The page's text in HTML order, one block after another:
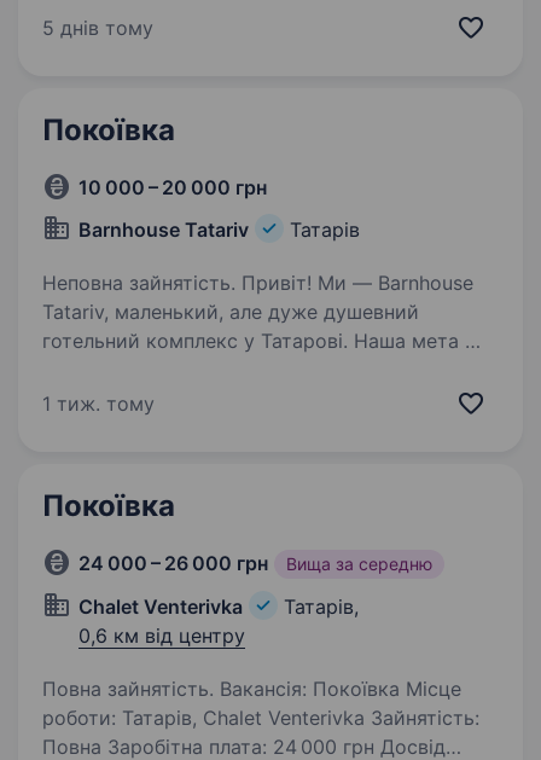
командою покоївок, розуміє стандарти
5 днів тому
Покоївка
10 000 – 20 000 грн
Barnhouse Tatariv
Татарів
Неповна зайнятість. Привіт! Ми — Barnhouse
Tatariv, маленький, але дуже душевний
готельний комплекс у Татарові. Наша мета —
а створити атмосферу тепла, затишку
1 тиж. тому
Покоївка
24 000 – 26 000 грн Вища за середню
Chalet Venterivka
Татарів,
0,6 км від центру
Повна зайнятість. Вакансія: Покоївка Місце
роботи: Татарів, Chalet Venterivka Зайнятість:
Повна Заробітна плата: 24 000 грн Досвід